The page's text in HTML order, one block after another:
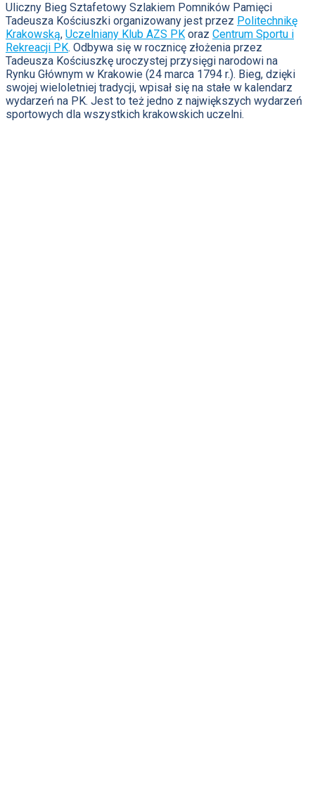
Uliczny Bieg Sztafetowy Szlakiem Pomników Pamięci
Tadeusza Kościuszki organizowany jest przez Politechnikę
Krakowską, Uczelniany Klub AZS PK oraz Centrum Sportu i
Rekreacji PK. Odbywa się w rocznicę złożenia przez
Tadeusza Kościuszkę uroczystej przysięgi narodowi na
Rynku Głównym w Krakowie (24 marca 1794 r.). Bieg, dzięki
swojej wieloletniej tradycji, wpisał się na stałe w kalendarz
wydarzeń na PK. Jest to też jedno z największych wydarzeń
sportowych dla wszystkich krakowskich uczelni.